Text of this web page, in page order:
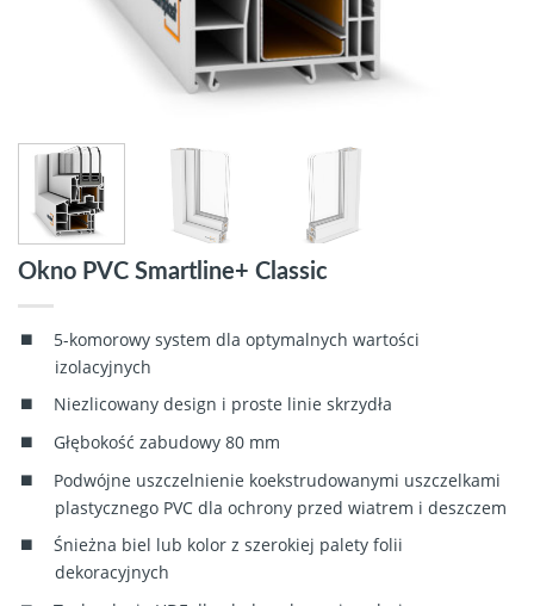
Okno PVC Smartline+ Classic
5-komorowy system dla optymalnych wartości
izolacyjnych
Niezlicowany design i proste linie skrzydła
Głębokość zabudowy 80 mm
Podwójne uszczelnienie koekstrudowanymi uszczelkami
plastycznego PVC dla ochrony przed wiatrem i deszczem
Śnieżna biel lub kolor z szerokiej palety folii
dekoracyjnych